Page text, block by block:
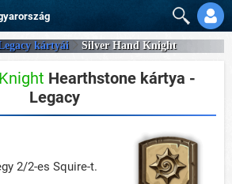
kártyái Silver Hand Knight
Hearthstone kártya -
Legacy
2/2-es Squire-t.